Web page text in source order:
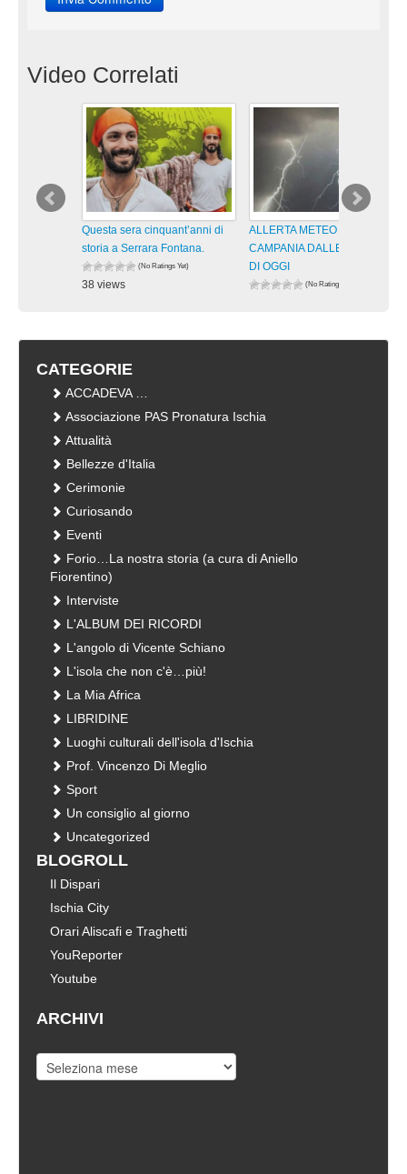
Video Correlati
Questa sera cinquant’anni di
storia a Serrara Fontana.
(No Ratings Yet)
38 views
ALLERTA METEO GIALLA IN
CAMPANIA DALLE 13 ALLE 21
DI OGGI
(No Ratings Yet)
CATEGORIE
ACCADEVA …
Associazione PAS Pronatura Ischia
Attualità
Bellezze d'Italia
Cerimonie
Curiosando
Eventi
Forio…La nostra storia (a cura di Aniello
Fiorentino)
Interviste
L'ALBUM DEI RICORDI
L'angolo di Vicente Schiano
L'isola che non c'è…più!
La Mia Africa
LIBRIDINE
Luoghi culturali dell'isola d'Ischia
Prof. Vincenzo Di Meglio
Sport
Un consiglio al giorno
Uncategorized
BLOGROLL
Il Dispari
Ischia City
Orari Aliscafi e Traghetti
YouReporter
Youtube
ARCHIVI